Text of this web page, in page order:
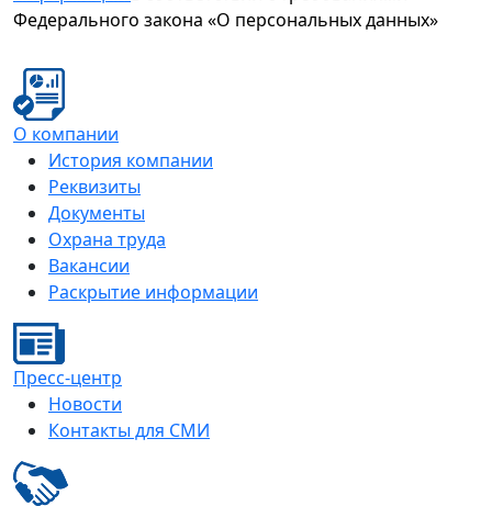
Федерального закона «О персональных данных»
О компании
История компании
Реквизиты
Документы
Охрана труда
Вакансии
Раскрытие информации
Пресс-центр
Новости
Контакты для СМИ